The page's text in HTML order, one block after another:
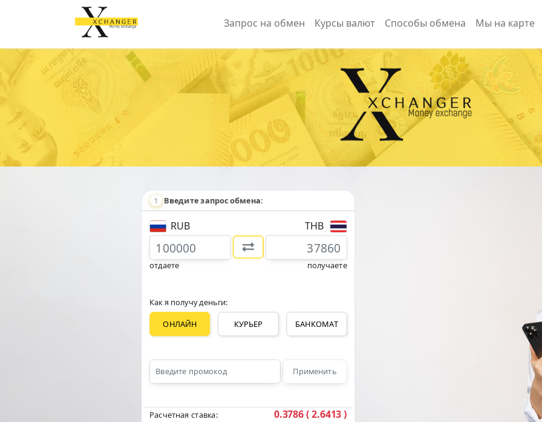
Запрос на обмен Курсы валют Способы обмена Мы на карте
1 Введите запрособмена:
RUB
отдаете
THB
получаете
Как я получу деньги:
ОНЛАЙН КУРЬЕР БАНКОМАТ
Применить
Расчетная ставка: 0.3786 ( 2.6413 )